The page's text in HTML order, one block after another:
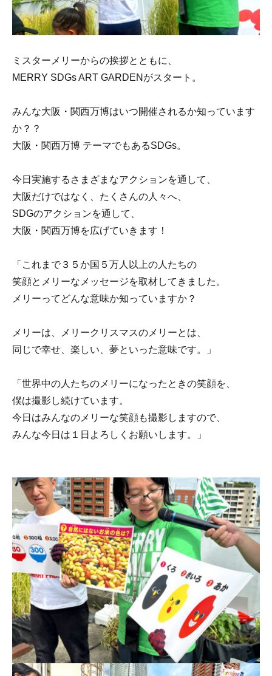
ミスターメリーからの挨拶とともに、
MERRY SDGs ART GARDENがスタート。
みんな大阪・関西万博はいつ開催されるか知っています
か？？
大阪・関西万博 テーマでもあるSDGs。
今日実施するさまざまなアクションを通して、
大阪だけではなく、たくさんの人々へ、
SDGのアクションを通して、
大阪・関西万博を広げていきます！
「これまで３５か国５万人以上の人たちの
笑顔とメリーなメッセージを取材してきました。
メリーってどんな意味か知っていますか？
メリーは、メリークリスマスのメリーとは、
同じで幸せ、楽しい、夢といった意味です。」
「世界中の人たちのメリーになったときの笑顔を、
僕は撮影し続けています。
今日はみんなのメリーな笑顔も撮影しますので、
みんな今日は１日よろしくお願いします。」